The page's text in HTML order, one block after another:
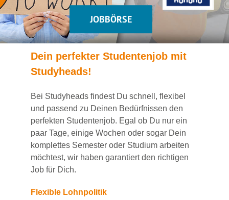
JOBBÖRSE
Dein perfekter Studentenjob mit
Studyheads!
Bei Studyheads findest Du schnell, flexibel
und passend zu Deinen Bedürfnissen den
perfekten Studentenjob. Egal ob Du nur ein
paar Tage, einige Wochen oder sogar Dein
komplettes Semester oder Studium arbeiten
möchtest, wir haben garantiertden richtigen
Job für Dich.
Flexible Lohnpolitik